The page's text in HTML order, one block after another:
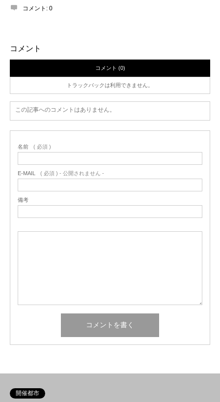
コメント: 0
コメント
コメント (0)
トラックバックは利用できません。
この記事へのコメントはありません。
名前 ( 必須 )
E-MAIL ( 必須 ) - 公開されません -
備考
開催都市